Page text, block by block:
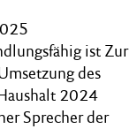
ist Zur
des
2024
Sprecher der